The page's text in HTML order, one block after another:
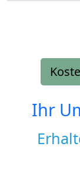
Ihr